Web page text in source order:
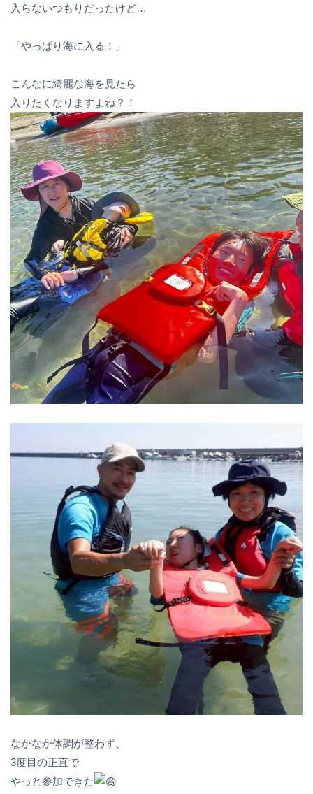
入らないつもりだったけど…
「やっぱり海に入る！」
こんなに綺麗な海を見たら
入りたくなりますよね？！
なかなか体調が整わず、
3度目の正直で
やっと参加できた